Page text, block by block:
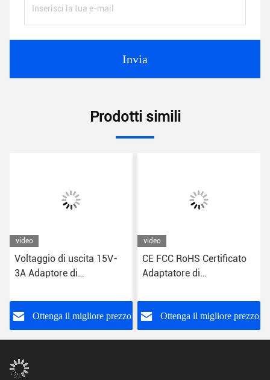
Invia
Prodotti simili
video
Voltaggio di uscita 15V-
3A Adaptore di
elegante
Ottenga il migliore prezzo
video
CE FCC RoHS Certificato
Adaptatore di
slim
Ottenga il migliore prezzo